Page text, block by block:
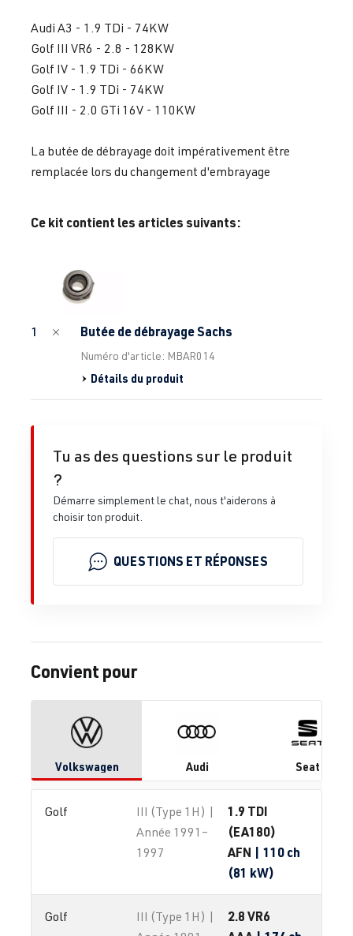
Audi A3 - 1.9 TDi - 74KW
Golf III VR6 - 2.8 - 128KW
Golf IV - 1.9 TDi - 66KW
Golf IV - 1.9 TDi - 74KW
Golf III - 2.0 GTi 16V - 110KW
La butée de débrayage doit impérativement être
remplacée lors du changement d'embrayage
Ce kit contient les articles suivants:
1 Butée de débrayage Sachs
Numéro d'article: MBAR014
Détails du produit
Tu as des questions sur le produit
?
Démarre simplement le chat, nous t'aiderons à
choisir ton produit.
QUESTIONS ET RÉPONSES
Convient pour
Volkswagen Audi Seat
Golf
III (Type 1H) |
Année 1991–
1997
1.9 TDI
(EA180)
AFN | 110 ch
(81 kW)
Golf
III (Type 1H) |
2.8 VR6